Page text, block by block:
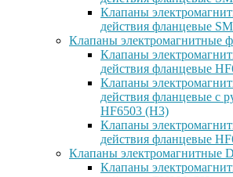
Клапаны
действия фланцевые
Клапаны электромагнитные
Клапаны
действия фланцевые
Клапаны
действия фланцевые с
HF6503 (Н3)
Клапаны
действия фланцевые
Клапаны электромагнитные
Клапаны